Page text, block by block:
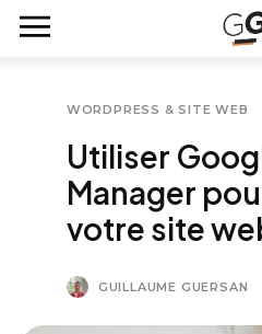
WORDPRESS & SITE WEB
Utiliser
Manager
votre site
GUILLAUME GUERSAN